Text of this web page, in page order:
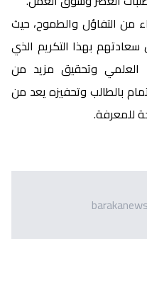
من التفاؤل والطموح، حيث
بهذا التكريم الذي
العلمي وتحقيق مزيد من
بالطالب وتحفيزه يعد من
للمعرفة.